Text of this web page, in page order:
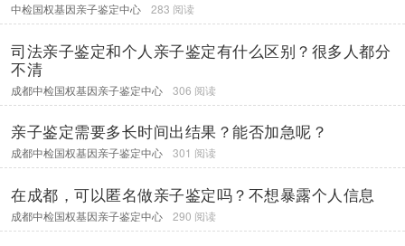
中检国权基因亲子鉴定中心 283 阅读
司法亲子鉴定和个人亲子鉴定有什么区别？很多人都分
不清
成都中检国权基因亲子鉴定中心 306 阅读
亲子鉴定需要多长时间出结果？能否加急呢？
成都中检国权基因亲子鉴定中心 301 阅读
在成都，可以匿名做亲子鉴定吗？不想暴露个人信息
成都中检国权基因亲子鉴定中心 290 阅读